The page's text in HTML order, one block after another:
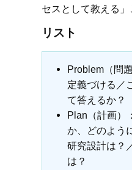
セスとして教える」
リスト
Problem（問
定義づける／
て答えるか？
Plan（計画）
か、どのよう
研究設計は？
は？